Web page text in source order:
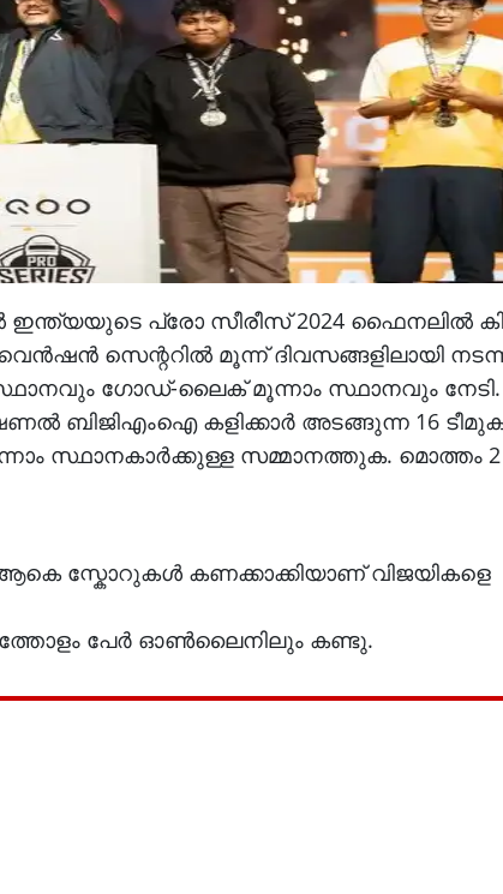
പ്രോ സീരീസ് 2024 ഫൈനലിൽ
സെന്ററിൽ മൂന്ന് ദിവസങ്ങളിലായി
ഗോഡ്-ലൈക്‌ മൂന്നാം സ്ഥാനവും നേടി.
ബിജിഎംഐ കളിക്കാർ അടങ്ങുന്ന 16
സ്ഥാനകാർക്കുള്ള സമ്മാനത്തുക. മൊത്തം 2
ആകെ സ്കോറുകൾ കണക്കാക്കിയാണ് വിജയികളെ
പേര്‍ ഓണ്‍ലൈനിലും കണ്ടു.